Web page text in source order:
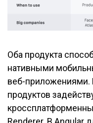
Оба продукта
нативными
веб-приложениями.
продуктов